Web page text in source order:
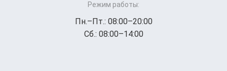
Режим работы:
Пн.–Пт.: 08:00–20:00
Сб.: 08:00–14:00